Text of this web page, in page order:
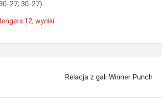
27; 30-27)
12, wyniki
Relacja z gali Winner Punch